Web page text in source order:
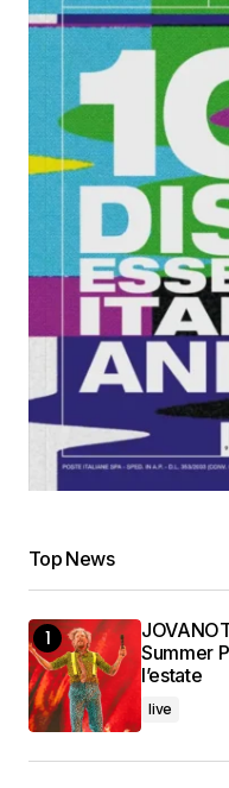
Top News
Summer
l’estate
live